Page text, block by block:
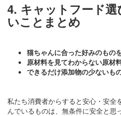
4. キャットフード
いことまとめ
猫ちゃんに合った好みのもの
原材料を見てわからない原材
できるだけ添加物の少ないも
私たち消費者からすると安心・安全
んでいるものは、無条件に安全と思